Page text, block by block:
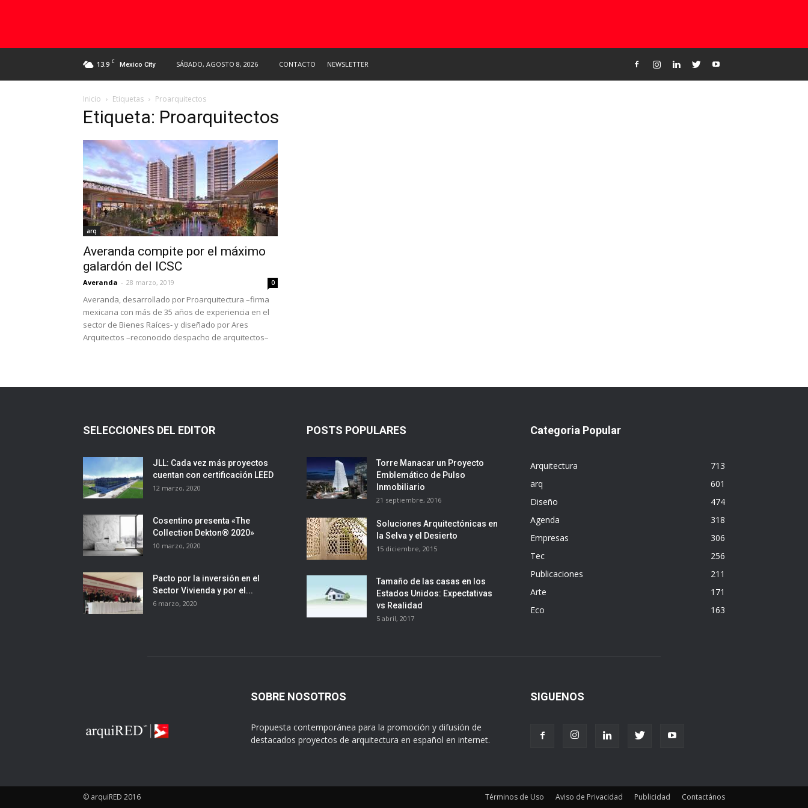
13.9 C Mexico City SÁBADO, AGOSTO 8, 2026 CONTACTO NEWSLETTER
Inicio Etiquetas Proarquitectos
Etiqueta: Proarquitectos
arq
Averanda compite por el máximo
galardón del ICSC
Averanda - 28 marzo, 2019 0
Averanda, desarrollado por Proarquitectura –firma
mexicana con más de 35 años de experiencia en el
sector de Bienes Raíces- y diseñado por Ares
Arquitectos –reconocido despacho de arquitectos–
SELECCIONES DEL EDITOR
JLL: Cada vez más proyectos
cuentan con certificación LEED
12 marzo, 2020
Cosentino presenta «The
Collection Dekton® 2020»
10 marzo, 2020
Pacto por la inversión en el
Sector Vivienda y por el...
6 marzo, 2020
POSTS POPULARES
Torre Manacar un Proyecto
Emblemático de Pulso
Inmobiliario
21 septiembre, 2016
Soluciones Arquitectónicas en
la Selva y el Desierto
15 diciembre, 2015
Tamaño de las casas en los
Estados Unidos: Expectativas
vs Realidad
5 abril, 2017
Categoria Popular
Arquitectura
713
arq
601
Diseño
474
Agenda
318
Empresas
306
Tec
256
Publicaciones
211
Arte
171
Eco
163
SOBRE NOSOTROS
Propuesta contemporánea para la promoción y difusión de
destacados proyectos de arquitectura en español en internet.
SIGUENOS
Términos de Uso Aviso de Privacidad Publicidad Contactános
© arquiRED 2016